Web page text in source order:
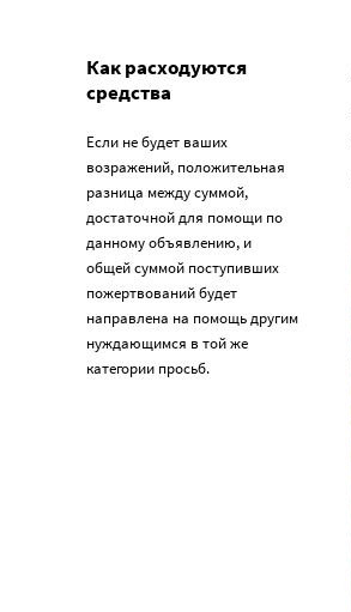
Как расходуются
средства
Если не будет ваших
возражений, положительная
разница между суммой,
достаточной для помощи по
данному объявлению, и
общей суммой поступивших
пожертвований будет
направлена на помощь другим
нуждающимся в той же
категории просьб.